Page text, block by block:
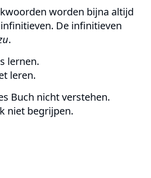
worden bijna altijd
De infinitieven
.
lernen.
leren.
Buch nicht verstehen.
niet begrijpen.